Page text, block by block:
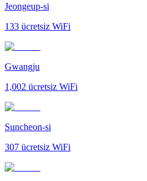
Jeongeup-si
133 ücretsiz WiFi
Gwangju
1,002 ücretsiz WiFi
Suncheon-si
307 ücretsiz WiFi